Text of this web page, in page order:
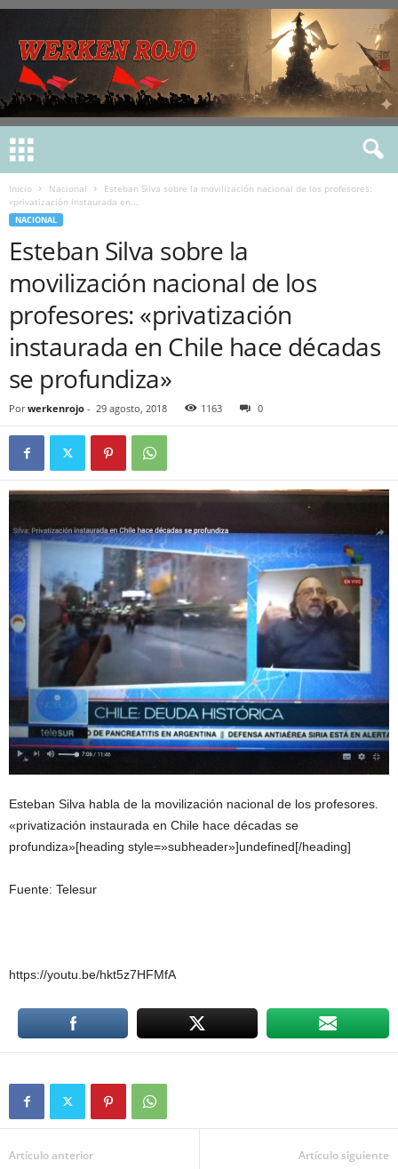
Inicio Nacional
Esteban Silva sobre la movilización nacional de los profesores:
«privatización instaurada en...
NACIONAL
Esteban Silva sobre la
movilización nacional de los
profesores: «privatización
instaurada en Chile hace décadas
se profundiza»
Por werkenrojo - 29 agosto, 2018 1163 0
Esteban Silva habla de la movilización nacional de los profesores.
«privatización instaurada en Chile hace décadas se
profundiza»[heading style=»subheader»]undefined[/heading]
Fuente: Telesur
https://youtu.be/hkt5z7HFMfA
Artículo anterior Artículo siguiente